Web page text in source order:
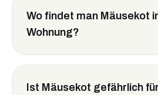
Wo findet man Mäusekot
Wohnung?
Ist Mäusekot gefährlich